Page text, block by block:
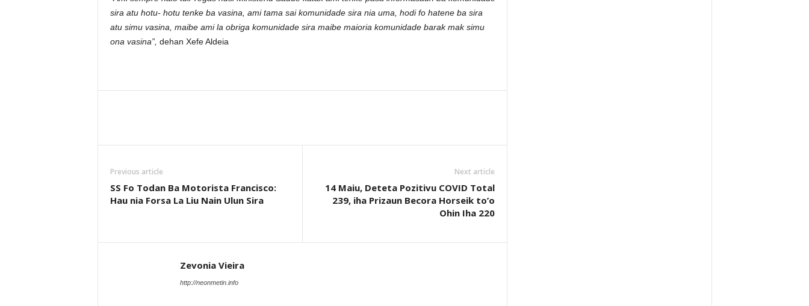
sira atu hotu- hotu tenke ba vasina, ami tama sai komunidade sira nia uma, hodi fo hatene ba sira
atu simu vasina, maibe ami la obriga komunidade sira maibe maioria komunidade barak mak simu
ona vasina”, dehan Xefe Aldeia
Previous article
SS Fo Todan Ba Motorista Francisco:
Hau nia Forsa La Liu Nain Ulun Sira
Next article
14 Maiu, Deteta Pozitivu COVID Total
239, iha Prizaun Becora Horseik to’o
Ohin Iha 220
Zevonia Vieira
http://neonmetin.info